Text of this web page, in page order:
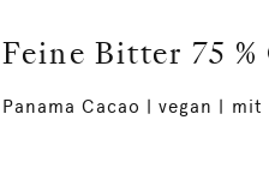
Feine Bitter 75 %
Panama Cacao | vegan |